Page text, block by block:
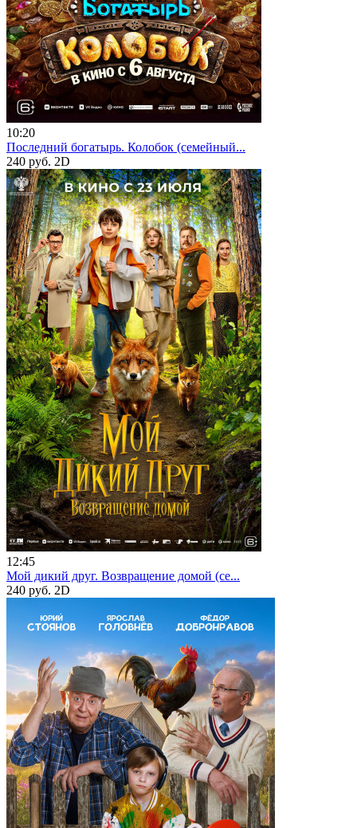
10:20
Последний богатырь. Колобок (семейный...
240 руб. 2D
12:45
Мой дикий друг. Возвращение домой (се...
240 руб. 2D